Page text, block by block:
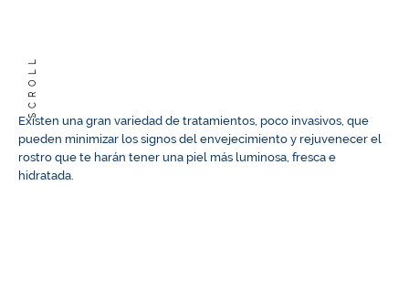
SCROLL
Existen una gran variedad de tratamientos, poco invasivos, que
pueden minimizar los signos del envejecimiento y rejuvenecer el
rostro que te harán tener una piel más luminosa, fresca e
hidratada.